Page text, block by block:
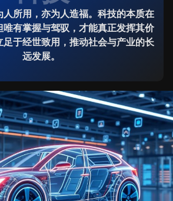
人所用，亦为人造福。科技的本质在
唯有掌握与驾驭，才能真正发挥其价
足于经世致用，推动社会与产业的长
远发展。